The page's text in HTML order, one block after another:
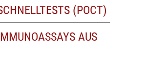
(POCT)
AUS